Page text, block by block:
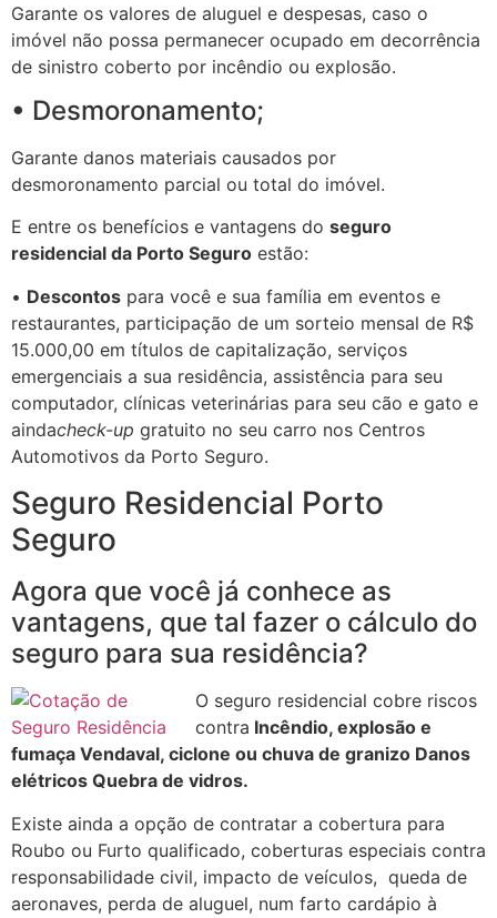
Garante os valores de aluguel e despesas, caso o
imóvel não possa permanecer ocupado em decorrência
de sinistro coberto por incêndio ou explosão.
• Desmoronamento;
Garante danos materiais causados por
desmoronamento parcial ou total do imóvel.
E entre os benefícios e vantagens do seguro
residencial da Porto Seguro estão:
• Descontos para você e sua família em eventos e
restaurantes, participação de um sorteio mensal de R$
15.000,00 em títulos de capitalização, serviços
emergenciais a sua residência, assistência para seu
computador, clínicas veterinárias para seu cão e gato e
aindacheck-up gratuito no seu carro nos Centros
Automotivos da Porto Seguro.
Seguro Residencial Porto
Seguro
Agora que você já conhece as
vantagens, que tal fazer o cálculo do
seguro para sua residência?
O seguro residencial cobre riscos
contra Incêndio, explosão e
fumaça Vendaval, ciclone ou chuva de granizo Danos
elétricos Quebra de vidros.
Existe ainda a opção de contratar a cobertura para
Roubo ou Furto qualificado, coberturas especiais contra
responsabilidade civil, impacto de veículos, queda de
aeronaves, perda de aluguel, num farto cardápio à